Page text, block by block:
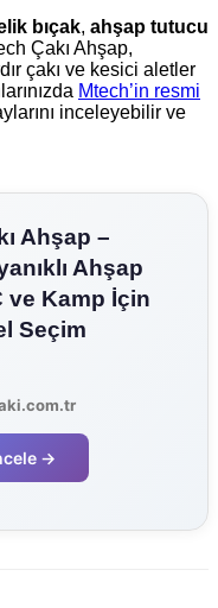
bıçak, ahşap tutucu
Çakı Ahşap,
çakı ve kesici aletler
Mtech’in resmi
inceleyebilir ve
Ahşap –
Ahşap
ve Kamp İçin
Seçim
→